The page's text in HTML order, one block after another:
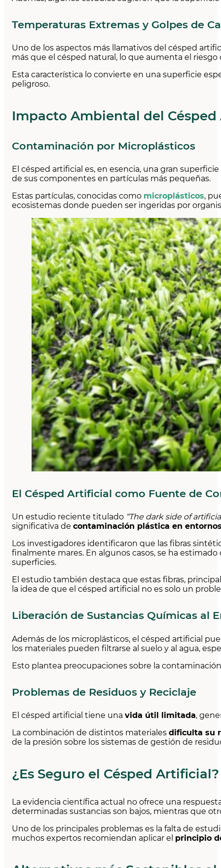
Temperaturas Extremas y Golpes de
Uno de los aspectos más llamativos del césped
más que el césped natural, lo que aumenta el
Esta característica lo convierte en una superficie
peligroso.
Impacto Ambiental del
Contaminación por Microplásticos
El césped artificial es, en esencia, una gran
de sus componentes en partículas más pequeñas.
Estas partículas, conocidas como microplásticos,
ecosistemas donde pueden ser ingeridas por
El Césped Artificial como Fuente de
Un estudio reciente titulado “The dark side of
significativa de contaminación plástica en
Los investigadores identificaron que las fibras
finalmente mares. En algunos casos, se ha
superficies.
El estudio también destaca que estas fibras,
la idea de que el césped artificial no es solo un
Liberación de Sustancias Químicas al
Además de los microplásticos, el césped artificial
los materiales pueden filtrarse al suelo y al agua,
Esto plantea preocupaciones sobre la
Problemas de Residuos y Reciclaje
El césped artificial tiene una vida útil limitada,
La combinación de distintos materiales dificulta su
de la presión sobre los sistemas de gestión de
¿Es Seguro el Césped
La evidencia científica actual no ofrece una
determinadas sustancias son bajos, mientras que
Uno de los principales problemas es la falta de
muchos expertos recomiendan aplicar el principio